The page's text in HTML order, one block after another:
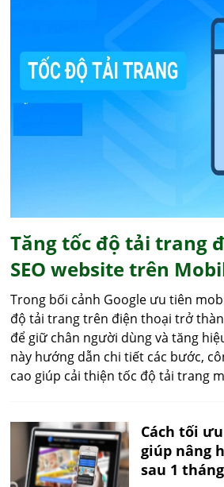
Tăng tốc độ tải trang
SEO website trên
Trong bối cảnh Google ưu tiên
độ tải trang trên điện thoại trở
để giữ chân người dùng và tăng
này hướng dẫn chi tiết các bước,
cao giúp cải thiện tốc độ tải trang
Cách tối
giúp nâng
sau 1 tháng